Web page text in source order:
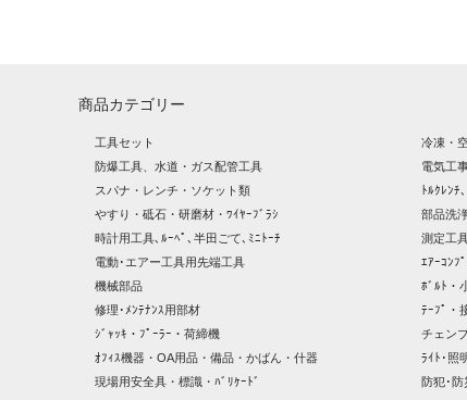
商品カテゴリー
工具セット 冷凍・
防爆工具、水道・ガス配管工具
電気工
スパナ・レンチ・ソケット類
ﾄﾙｸﾚﾝﾁ
やすり・砥石・研磨材・ﾜｲﾔｰﾌﾞﾗｼ
部品洗
時計用工具､ﾙｰﾍﾟ､半田ごて､ﾐﾆﾄｰﾁ
測定工
電動･エアー工具用先端工具
ｴｱｰｺﾝﾌ
機械部品
ﾎﾞﾙﾄ・
修理･ﾒﾝﾃﾅﾝｽ用部材
ﾃｰﾌﾟ・
ｼﾞｬｯｷ・ﾌﾟｰﾗｰ・荷締機
チェン
ｵﾌｨｽ機器・OA用品・備品・かばん・什器
ﾗｲﾄ･照
現場用安全具・標識・ﾊﾞﾘｹｰﾄﾞ
防犯･防